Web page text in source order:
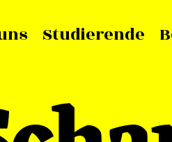
Studierende